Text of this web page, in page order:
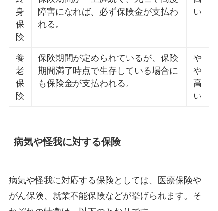
身
保
険
障害になれば、必ず保険金が支払わ
れる。
い
養
老
保
険
保険期間が定められているが、保険
期間満了時点で生存している場合に
も保険金が支払われる。
や
や
高
い
病気や怪我に対する保険
病気や怪我に対応する保険としては、医療保険や
がん保険、就業不能保険などが挙げられます。そ